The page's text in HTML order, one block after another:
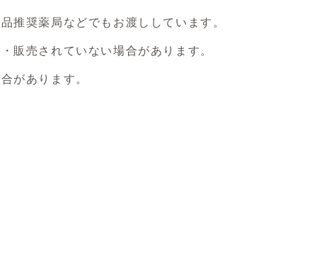
推奨薬局などでもお渡ししています。
販売されていない場合があります。
があります。